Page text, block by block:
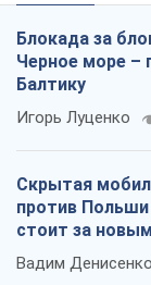
Блокада за
Черное море –
Балтику
Игорь Луценко
Скрытая
против Польши
стоит за
Вадим Денисенко